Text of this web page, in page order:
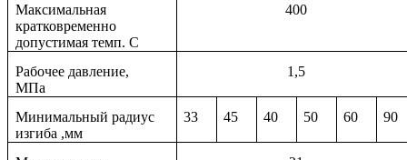
Максимальная
кратковременно
допустимая темп. С
400
Рабочее давление,
МПа
1,5
Минимальный радиус
изгиба ,мм
33 45 40 50 60 90